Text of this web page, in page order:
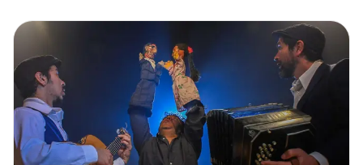
Referentes de prensa
Transparencia
Presupuesto